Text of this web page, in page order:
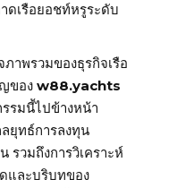
ดเรือยอชท์หรูระดับ
าพรวมของธุรกิจเรือ
ของ w88.yachts
รมนี้ไปข้างหน้า
ยุทธ์การลงทุน
รวมถึงการวิเคราะห์
และบริบทของ